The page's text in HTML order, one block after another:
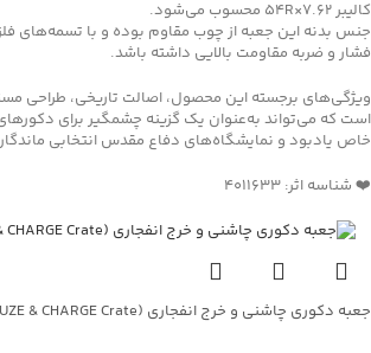
کالیبر ۷.۶۲×۵۴R محسوب می‌شود.
جنس بدنه این جعبه از چوب مقاوم بوده و با تسمه‌های
فشار و ضربه مقاومت بالایی داشته باشد.
ویژگی‌های برجسته این محصول، اصالت تاریخی، طراحی
است که می‌تواند به‌عنوان یک گزینه چشمگیر برای
خاص یادبود و نمایشگاه‌های دفاع مقدس انتخابی
❤️ شناسه اثر: 4011633
جعبه دکوری چاشنی و خرج انفجاری (FUZE & CHARGE Crate)